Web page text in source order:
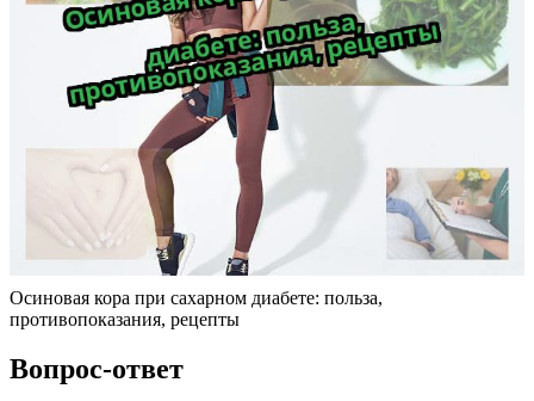
Осиновая кора при сахарном диабете: польза,
противопоказания, рецепты
Вопрос-ответ